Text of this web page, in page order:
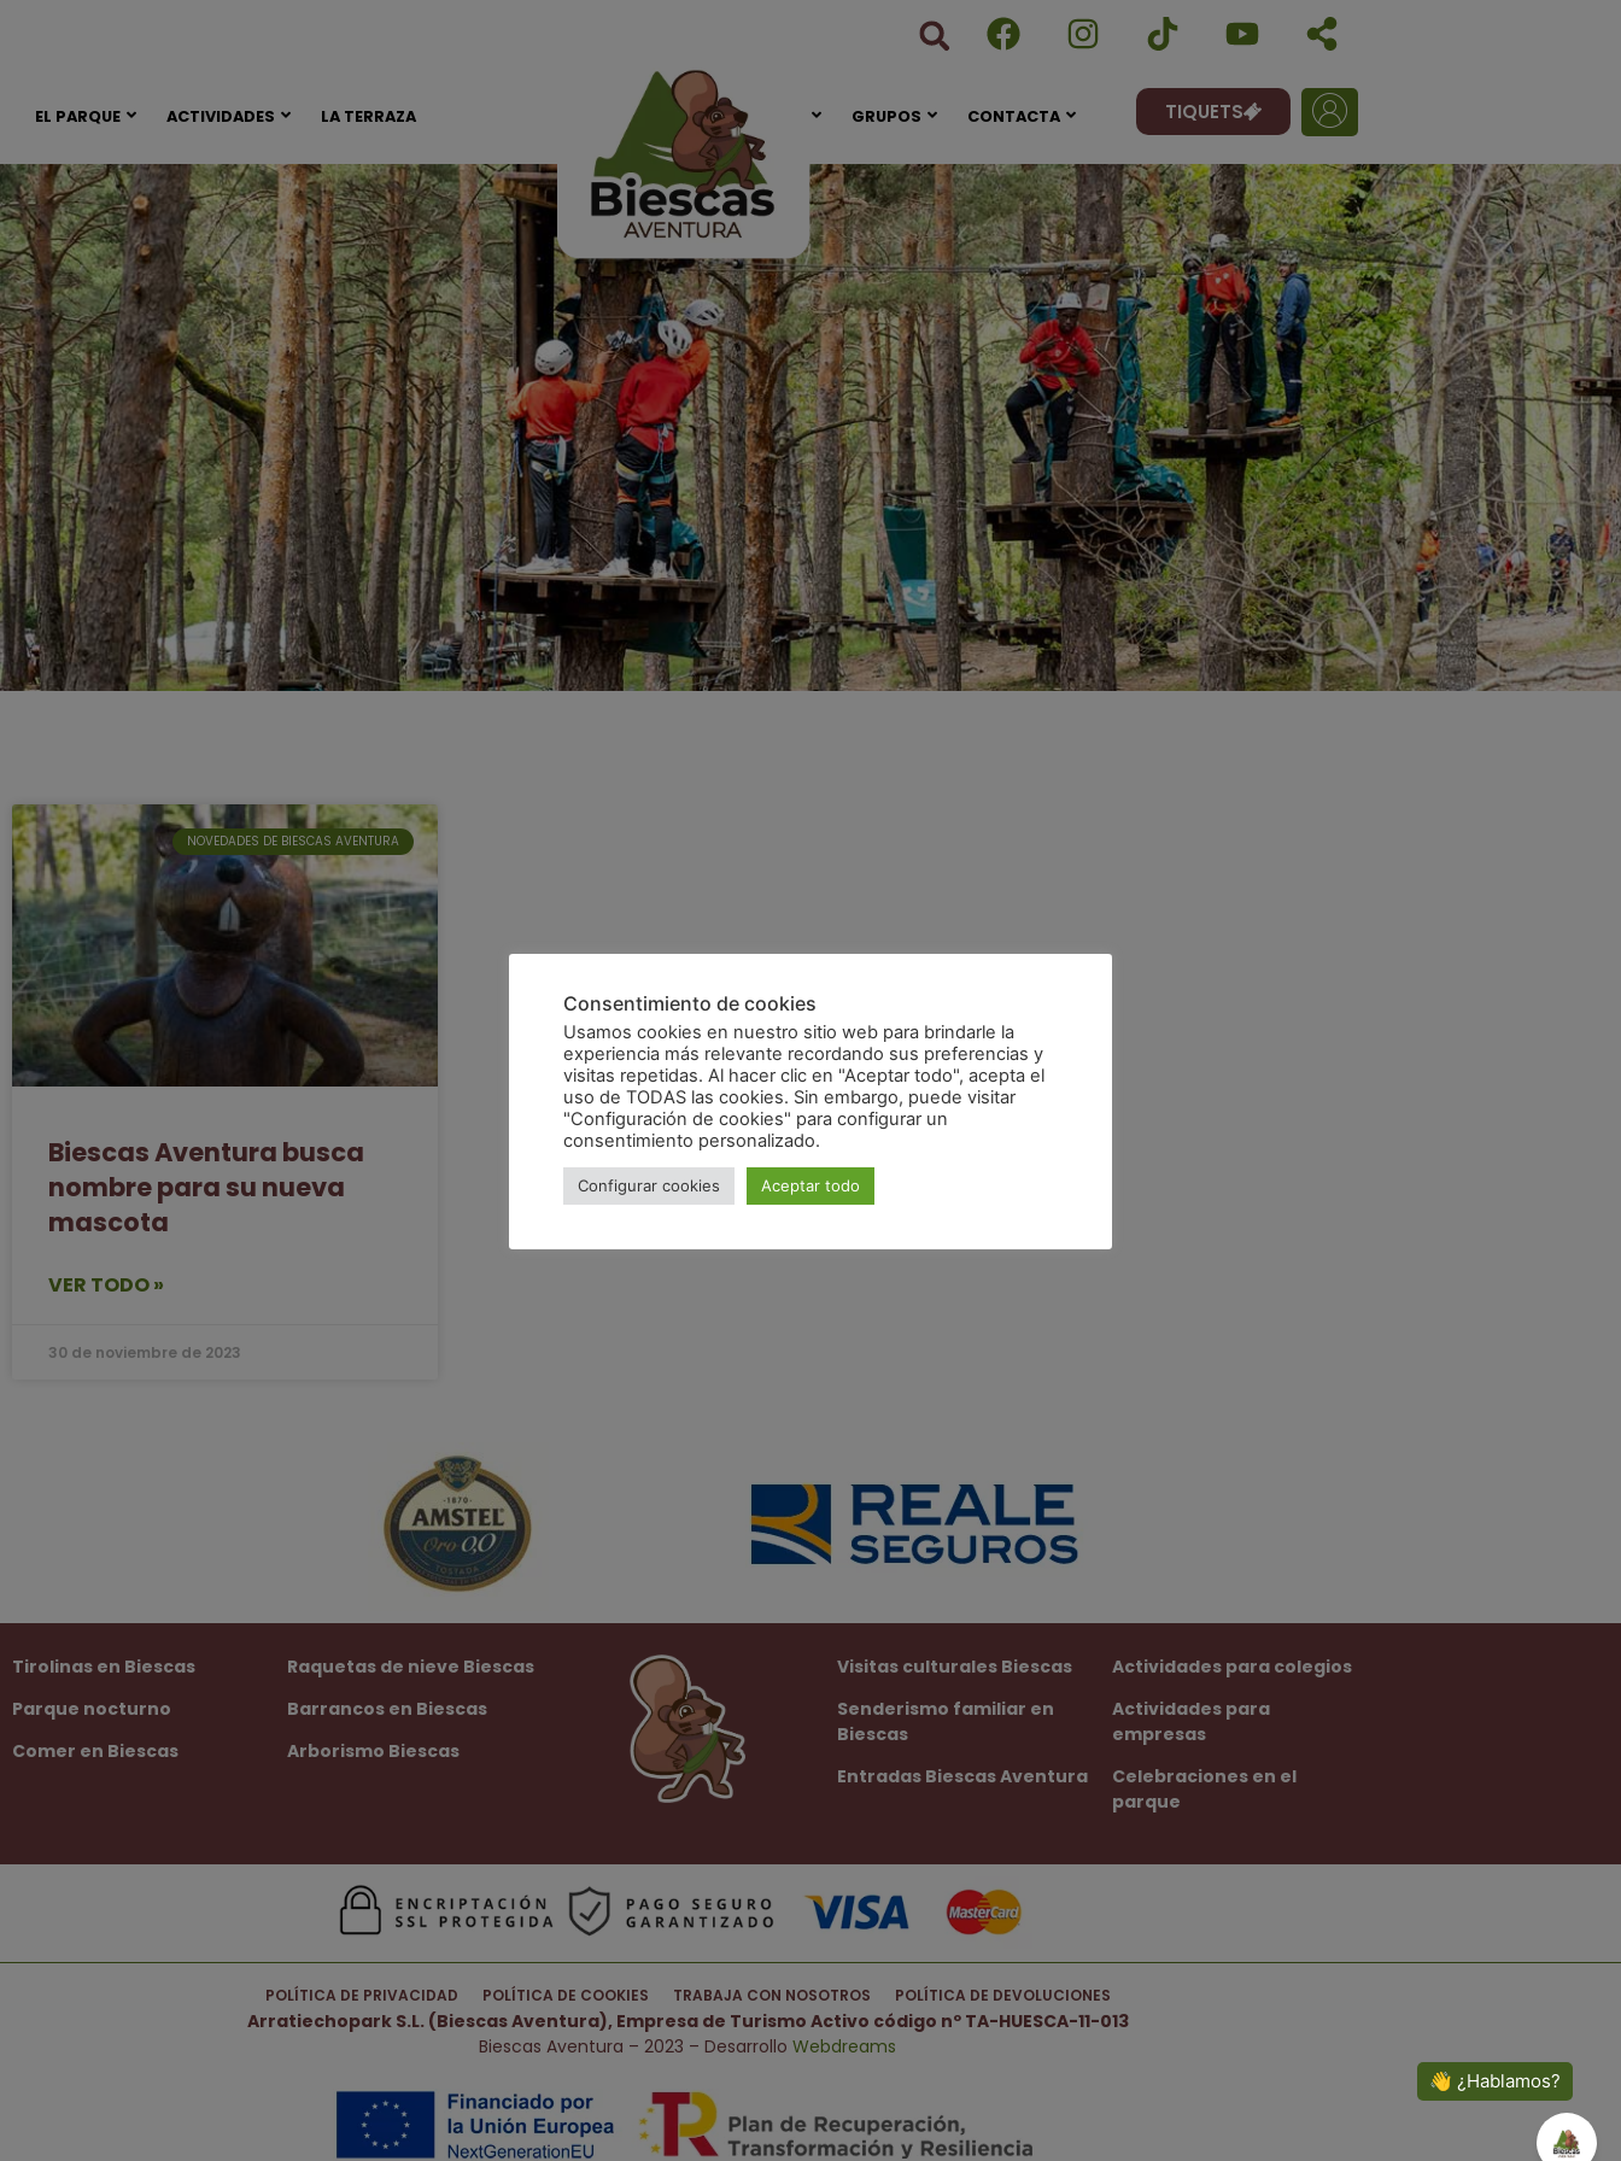
EL PARQUE ACTIVIDADES LA TERRAZA CONÓCENOS GRUPOS CONTACTA TIQUETS
NOVEDADES DE BIESCAS AVENTURA
Biescas Aventura busca
nombre para su nueva
mascota
VER TODO »
30 de noviembre de 2023
Tirolinas en Biescas
Parque nocturno
Comer en Biescas
Raquetas de nieve Biescas
Barrancos en Biescas
Arborismo Biescas
Visitas culturales Biescas
Senderismo familiar en
Biescas
Entradas Biescas Aventura
Actividades para colegios
Actividades para
empresas
Celebraciones en el
parque
POLÍTICA DE PRIVACIDAD POLÍTICA DE COOKIES TRABAJA CON NOSOTROS POLÍTICA DE DEVOLUCIONES
Arratiechopark S.L. (Biescas Aventura), Empresa de Turismo Activo código nº TA-HUESCA-11-013
Biescas Aventura – 2023 – Desarrollo Webdreams
Consentimiento de cookies
Usamos cookies en nuestro sitio web para brindarle la
experiencia más relevante recordando sus preferencias y
visitas repetidas. Al hacer clic en "Aceptar todo", acepta el
uso de TODAS las cookies. Sin embargo, puede visitar
"Configuración de cookies" para configurar un
consentimiento personalizado.
Configurar cookies Aceptar todo